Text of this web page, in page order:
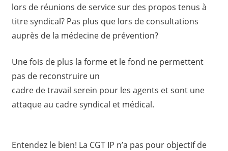
lors de réunions de service sur des propos tenus à
titre syndical? Pas plus que lors de consultations
auprès de la médecine de prévention?
Une fois de plus la forme et le fond ne permettent
pas de reconstruire un
cadre de travail serein pour les agents et sont une
attaque au cadre syndical et médical.
Entendez le bien! La CGT IP n’a pas pour objectif de